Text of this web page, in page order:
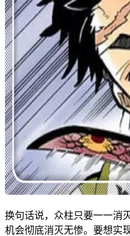
换句话说，众柱只要一一消
机会彻底消灭无惨。要想实